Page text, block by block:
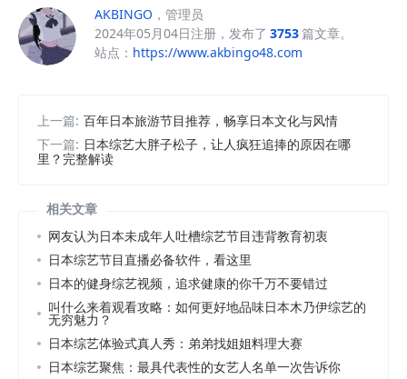
AKBINGO ，管理员
2024年05月04日注册，发布了 3753篇文章。
站点： https://www.akbingo48.com
上一篇: 百年日本旅游节目推荐，畅享日本文化与风情
下一篇: 日本综艺大胖子松子，让人疯狂追捧的原因在哪
里？完整解读
相关文章
网友认为日本未成年人吐槽综艺节目违背教育初衷
日本综艺节目直播必备软件，看这里
日本的健身综艺视频，追求健康的你千万不要错过
叫什么来着观看攻略：如何更好地品味日本木乃伊综艺的
无穷魅力？
日本综艺体验式真人秀：弟弟找姐姐料理大赛
日本综艺聚焦：最具代表性的女艺人名单一次告诉你